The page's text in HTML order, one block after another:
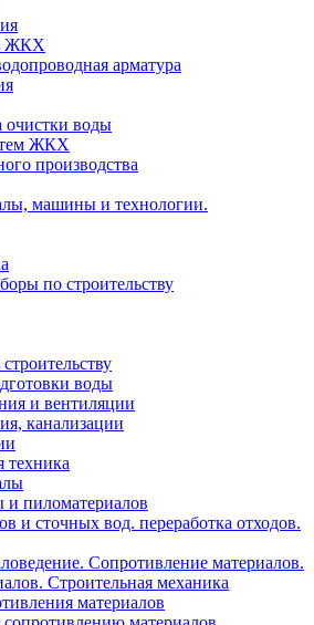
ЖКХ
арматура
очистки воды
ЖКХ
производства
машины и технологии.
по строительству
воды
и вентиляции
канализации
техника
и пиломатериалов
и сточных вод. переработка отходов.
Сопротивление материалов.
Строительная механика
материалов